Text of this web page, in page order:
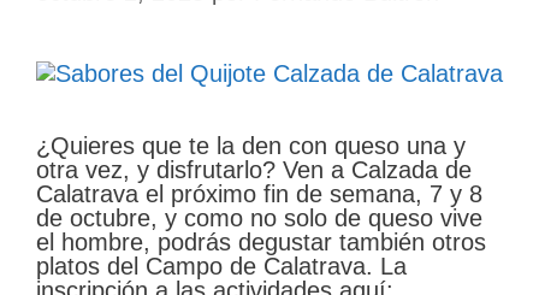
¿Quieres que te la den con queso una y
otra vez, y disfrutarlo? Ven a Calzada de
Calatrava el próximo fin de semana, 7 y 8
de octubre, y como no solo de queso vive
el hombre, podrás degustar también otros
platos del Campo de Calatrava. La